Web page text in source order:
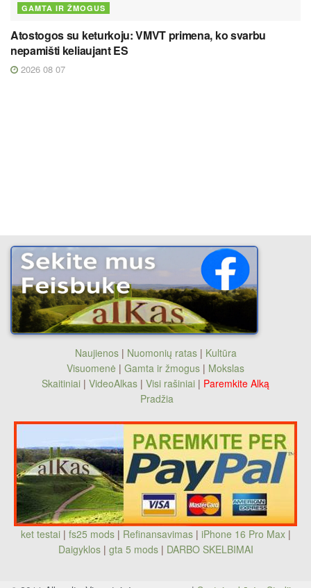
GAMTA IR ŽMOGUS
Atostogos su keturkoju: VMVT primena, ko svarbu
nepamišti keliaujant ES
2026 08 07
Naujienos| Nuomonių ratas| Kultūra
Visuomenė | Gamta ir žmogus | Mokslas
Skaitiniai | VideoAlkas | Visi rašiniai | Paremkite Alką
Pradžia
ket testai | fs25 mods| Refinansavimas| iPhone 16 Pro Max|
Daigyklos| gta 5 mods | DARBO SKELBIMAI